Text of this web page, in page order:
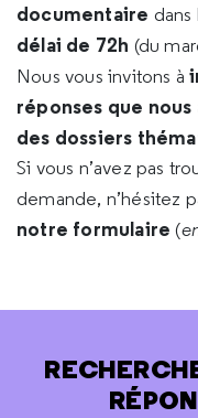
documentaire
délai de 72h (du
Nous vous invitons à
réponses que nous
des dossiers
Si vous n’avez pas
demande, n’hésitez
notre formulaire (